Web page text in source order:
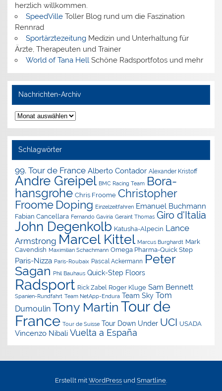
herzlich willkommen.
SpeedVilleToller Blog rund um die Faszination
Rennrad
SportärztezeitungMedizin und Unterhaltung für
Ärzte, Therapeuten und Trainer
World of Tana HellSchöne Radsportfotos und mehr
Nachrichten-Archiv
Nachrichten-
Archiv
Schlagwörter
99. Tour de France Alberto Contador Alexander Kristoff
Andre Greipel BMC Racing Team Bora-
hansgrohe Chris Froome Christopher
Froome Doping Einzelzeitfahren Emanuel Buchmann
Fabian Cancellara Fernando Gaviria Geraint Thomas Giro d'Italia
John Degenkolb Katusha-Alpecin Lance
Armstrong Marcel Kittel Marcus Burghardt Mark
Cavendish Maximilian Schachmann Omega Pharma-Quick Step
Paris-Nizza Paris-Roubaix Pascal Ackermann Peter
Sagan Phil Bauhaus Quick-Step Floors
Radsport Rick Zabel Roger Kluge Sam Bennett
Spanien-Rundfahrt Team NetApp-Endura Team Sky Tom
Dumoulin Tony Martin Tour de
France Tour de Suisse Tour Down Under UCI USADA
Vincenzo Nibali Vuelta a España
Erstellt mit WordPress und Smartline